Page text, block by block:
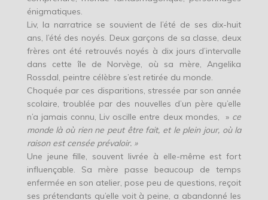
énigmatiques.
Liv, la narratrice se souvient de l’été de ses dix-huit
ans, l’été des noyés. Deux garçons de sa classe, deux
frères ont été retrouvés noyés à dix jours d’intervalle
dans cette île de Norvège, où sa mère, Angelika
Rossdal, peintre célèbre s’est retirée du monde.
Choquée par ces disparitions, stressée par son année
scolaire, troublée par des nouvelles d’un père qu’elle
n’a jamais connu, Liv oscille entre deux mondes, » ce
monde làoùrien ne peut être fait, et le plein jour, oùla
raison est censée prévaloir. »
Une jeune fille, souvent livrée à elle-même est fort
influençable. Sa mère passe beaucoup de temps
enfermée en son atelier, pose peu de questions, reçoit
ses prétendants qu’elle voit à peine, a abandonné les